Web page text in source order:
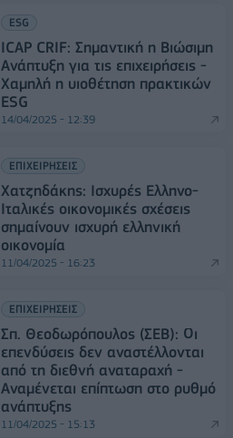
ESG
ICAP CRIF: Σημαντική η Βιώσιμη
Ανάπτυξη για τις επιχειρήσεις -
Χαμηλή η υιοθέτηση πρακτικών
ESG
14/04/2025 - 12:39
ΕΠΙΧΕΙΡΗΣΕΙΣ
Χατζηδάκης: Ισχυρές Ελληνο-
Ιταλικές οικονομικές σχέσεις
σημαίνουν ισχυρή ελληνική
οικονομία
11/04/2025 - 16:23
ΕΠΙΧΕΙΡΗΣΕΙΣ
Σπ. Θεοδωρόπουλος (ΣΕΒ): Οι
επενδύσεις δεν αναστέλλονται
από τη διεθνή αναταραχή -
Αναμένεται επίπτωση στο ρυθμό
ανάπτυξης
11/04/2025 - 15:13